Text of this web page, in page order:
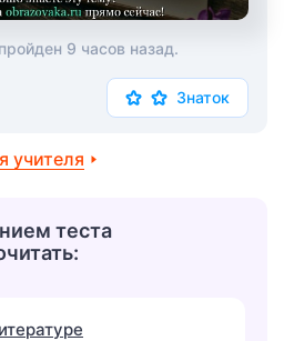
9 часов назад.
Знаток
учителя
теста